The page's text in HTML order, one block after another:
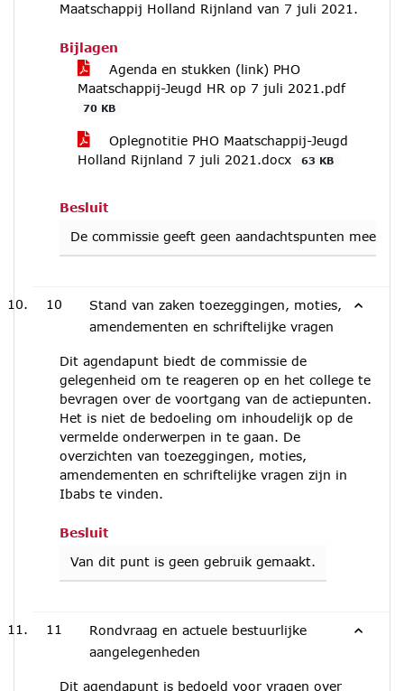
Maatschappij Holland Rijnland van 7 juli 2021.
Bijlagen
Agenda en stukken (link) PHO
Maatschappij-Jeugd HR op 7 juli 2021.pdf
70 KB
Oplegnotitie PHO Maatschappij-Jeugd
Holland Rijnland 7 juli 2021.docx
63 KB
Besluit
De commissie geeft geen aandachtspunten mee
10
Stand van zaken toezeggingen, moties,
amendementen en schriftelijke vragen
Dit agendapunt biedt de commissie de
gelegenheid om te reageren op en het college te
bevragen over de voortgang van de actiepunten.
Het is niet de bedoeling om inhoudelijk op de
vermelde onderwerpen in te gaan. De
overzichten van toezeggingen, moties,
amendementen en schriftelijke vragen zijn in
Ibabs te vinden.
Besluit
Van dit punt is geen gebruik gemaakt.
11
Rondvraag en actuele bestuurlijke
aangelegenheden
Dit agendapunt is bedoeld voor vragen over